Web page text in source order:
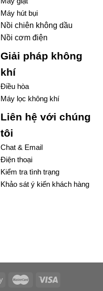
Máy hút bụi
Nồi chiên không dầu
Nồi cơm điện
Giải pháp không
khí
Điều hòa
Máy lọc không khí
Liên hệ với chúng
tôi
Chat & Email
Điện thoại
Kiểm tra tình trạng
Khảo sát ý kiến khách hàng